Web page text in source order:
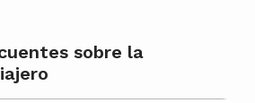
sobre la